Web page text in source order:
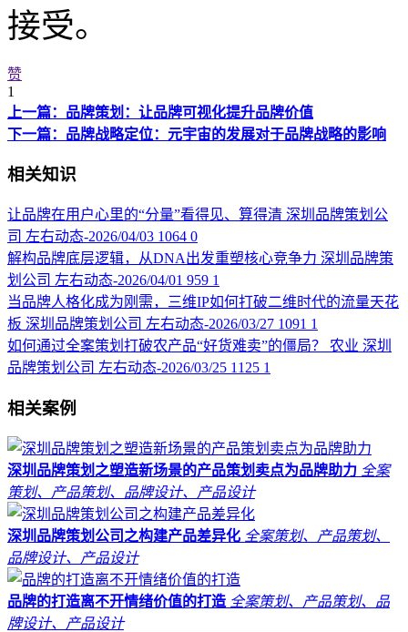
接受。
赞
1
上一篇：品牌策划：让品牌可视化提升品牌价值
下一篇：品牌战略定位：元宇宙的发展对于品牌战略的影响
相关知识
让品牌在用户心里的“分量”看得见、算得清 深圳品牌策划公
司 左右动态-2026/04/03 1064 0
解构品牌底层逻辑，从DNA出发重塑核心竞争力 深圳品牌策
划公司 左右动态-2026/04/01 959 1
当品牌人格化成为刚需，三维IP如何打破二维时代的流量天花
板 深圳品牌策划公司 左右动态-2026/03/27 1091 1
如何通过全案策划打破农产品“好货难卖”的僵局？
农业 深圳
品牌策划公司 左右动态-2026/03/25 1125 1
相关案例
深圳品牌策划之塑造新场景的产品策划卖点为品牌助力 全案
策划、产品策划、品牌设计、产品设计
深圳品牌策划公司之构建产品差异化 全案策划、产品策划、
品牌设计、产品设计
品牌的打造离不开情绪价值的打造 全案策划、产品策划、品
牌设计、产品设计